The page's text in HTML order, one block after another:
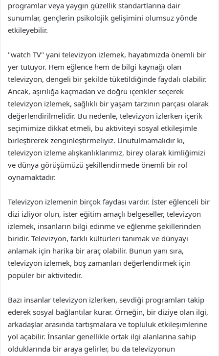
programlar veya yaygın güzellik standartlarına dair
sunumlar, gençlerin psikolojik gelişimini olumsuz yönde
etkileyebilir.
"watch TV" yani televizyon izlemek, hayatımızda önemli bir
yer tutuyor. Hem eğlence hem de bilgi kaynağı olan
televizyon, dengeli bir şekilde tüketildiğinde faydalı olabilir.
Ancak, aşırılığa kaçmadan ve doğru içerikler seçerek
televizyon izlemek, sağlıklı bir yaşam tarzının parçası olarak
değerlendirilmelidir. Bu nedenle, televizyon izlerken içerik
seçimimize dikkat etmeli, bu aktiviteyi sosyal etkileşimle
birleştirerek zenginleştirmeliyiz. Unutulmamalıdır ki,
televizyon izleme alışkanlıklarımız, birey olarak kimliğimizi
ve dünya görüşümüzü şekillendirmede önemli bir rol
oynamaktadır.
Televizyon izlemenin birçok faydası vardır. İster eğlenceli bir
dizi izliyor olun, ister eğitim amaçlı belgeseller, televizyon
izlemek, insanların bilgi edinme ve eğlenme şekillerinden
biridir. Televizyon, farklı kültürleri tanımak ve dünyayı
anlamak için harika bir araç olabilir. Bunun yanı sıra,
televizyon izlemek, boş zamanları değerlendirmek için
popüler bir aktivitedir.
Bazı insanlar televizyon izlerken, sevdiği programları takip
ederek sosyal bağlantılar kurar. Örneğin, bir diziye olan ilgi,
arkadaşlar arasında tartışmalara ve topluluk etkileşimlerine
yol açabilir. İnsanlar genellikle ortak ilgi alanlarına sahip
olduklarında bir araya gelirler, bu da televizyonun